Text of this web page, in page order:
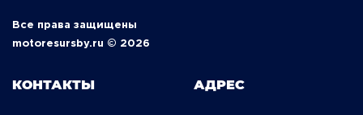
Все права защищены
motoresursby.ru © 2026
КОНТАКТЫ АДРЕС